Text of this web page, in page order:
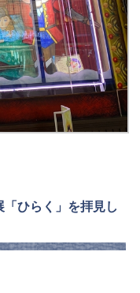
ひらく」を拝見し